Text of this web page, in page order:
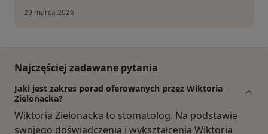
29 marca 2026
Najczęściej zadawane pytania
Jaki jest zakres porad oferowanych przez Wiktoria
Zielonacka?
Wiktoria Zielonacka to stomatolog. Na podstawie
swojego doświadczenia i wykształcenia Wiktoria